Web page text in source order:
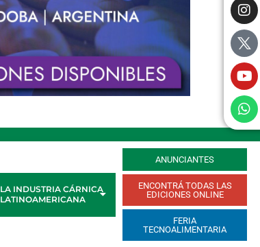
LA INDUSTRIA CÁRNICA
LATINOAMERICANA
ANUNCIANTES
ENCONTRÁ TODAS LAS
EDICIONES ONLINE
FERIA
TECNOALIMENTARIA